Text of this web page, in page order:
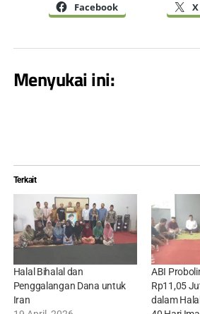
Facebook X
Menyukai ini:
Terkait
Halal Bihalal dan
Penggalangan Dana untuk
Iran
ABI
Rp11,05
dalam